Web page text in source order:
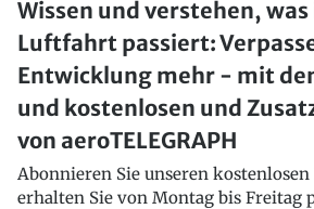
Wissen und verstehen,
Luftfahrt passiert:
Entwicklung mehr - mit
und kostenlosen und
von aeroTELEGRAPH
Abonnieren Sie unseren
erhalten Sie von Montag bis Freitag